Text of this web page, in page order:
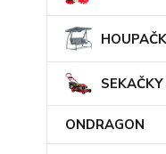
ONDRAGON